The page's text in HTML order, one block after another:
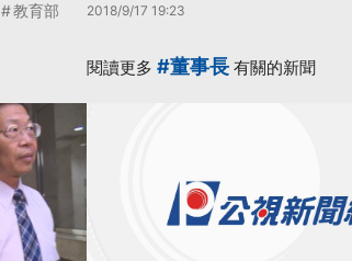
教育部 2018/9/17 19:23
閱讀更多 #董事長 有關的新聞